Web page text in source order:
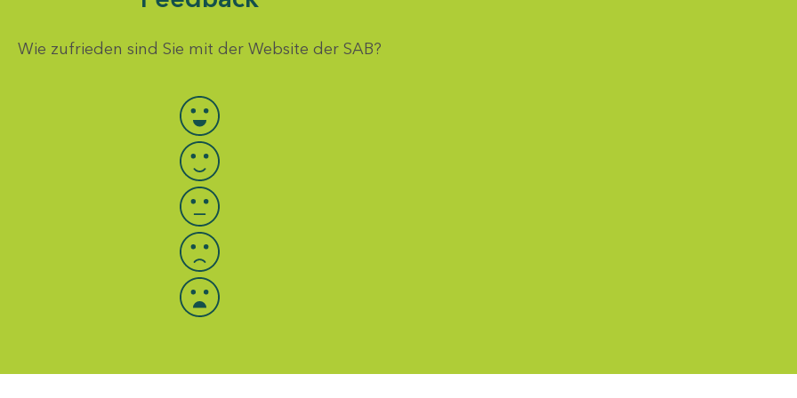
Wie zufrieden sind Sie mit der Website der SAB?
Bewertung auswählen